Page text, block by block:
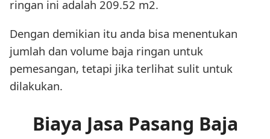
ringan ini adalah 209.52 m2.
Dengan demikian itu anda bisa menentukan
jumlah dan volume baja ringan untuk
pemesangan, tetapi jika terlihat sulit untuk
dilakukan.
Biaya Jasa Pasang Baja